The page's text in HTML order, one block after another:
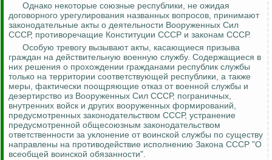
Однако некоторые союзные республики, не ожидая
договорного урегулирования названных вопросов, принимают
законодательные акты о деятельности Вооруженных Сил
СССР, противоречащие Конституции СССР и законам СССР.
Особую тревогу вызывают акты, касающиеся призыва
граждан на действительную военную службу. Содержащиеся в
них решения о прохождении гражданами республик службы
только на территории соответствующей республики, а также
меры, фактически поощряющие отказ от военной службы и
дезертирство из Вооруженных Сил СССР, пограничных,
внутренних войск и других вооруженных формирований,
предусмотренных законодательством СССР, устранение
предусмотренной общесоюзным законодательством
ответственности за уклонение от воинской службы по существу
направлены на противодействие исполнению Закона СССР "О
всеобщей воинской обязанности".